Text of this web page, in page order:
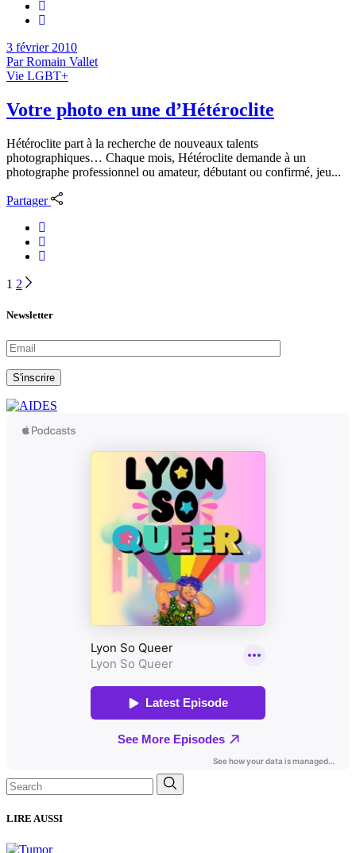
3 février 2010
ParRomain Vallet
Vie LGBT+
Votre photo en une d’Hétéroclite
Hétéroclite part à la recherche de nouveaux talents
photographiques… Chaque mois, Hétéroclite demande à un
photographe professionnel ou amateur, débutant ou confirmé, jeu...
Partager
Navigation
des
1 2
Newsletter
S'inscrire
Search
for:
LIRE AUSSI